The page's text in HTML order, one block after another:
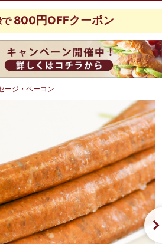
で800円OFFクーポン
ージ・ベーコン